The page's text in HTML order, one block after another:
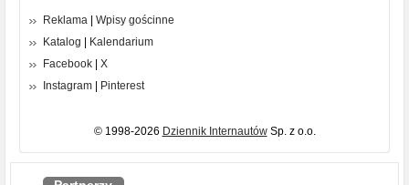
Reklama
Wpisy gościnne
Katalog
Kalendarium
Facebook
X
Instagram
Pinterest
© 1998-2026 Dziennik InternautówSp. z o.o.